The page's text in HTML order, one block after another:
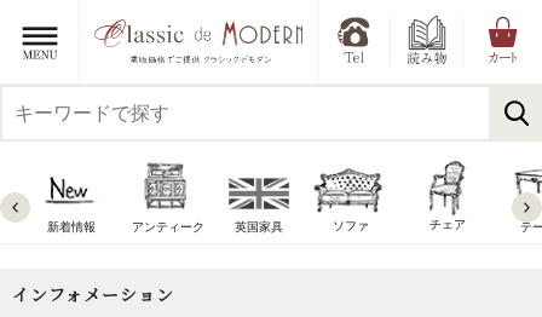
新着情報 アンティーク 英国家具 ソファ チェア テ